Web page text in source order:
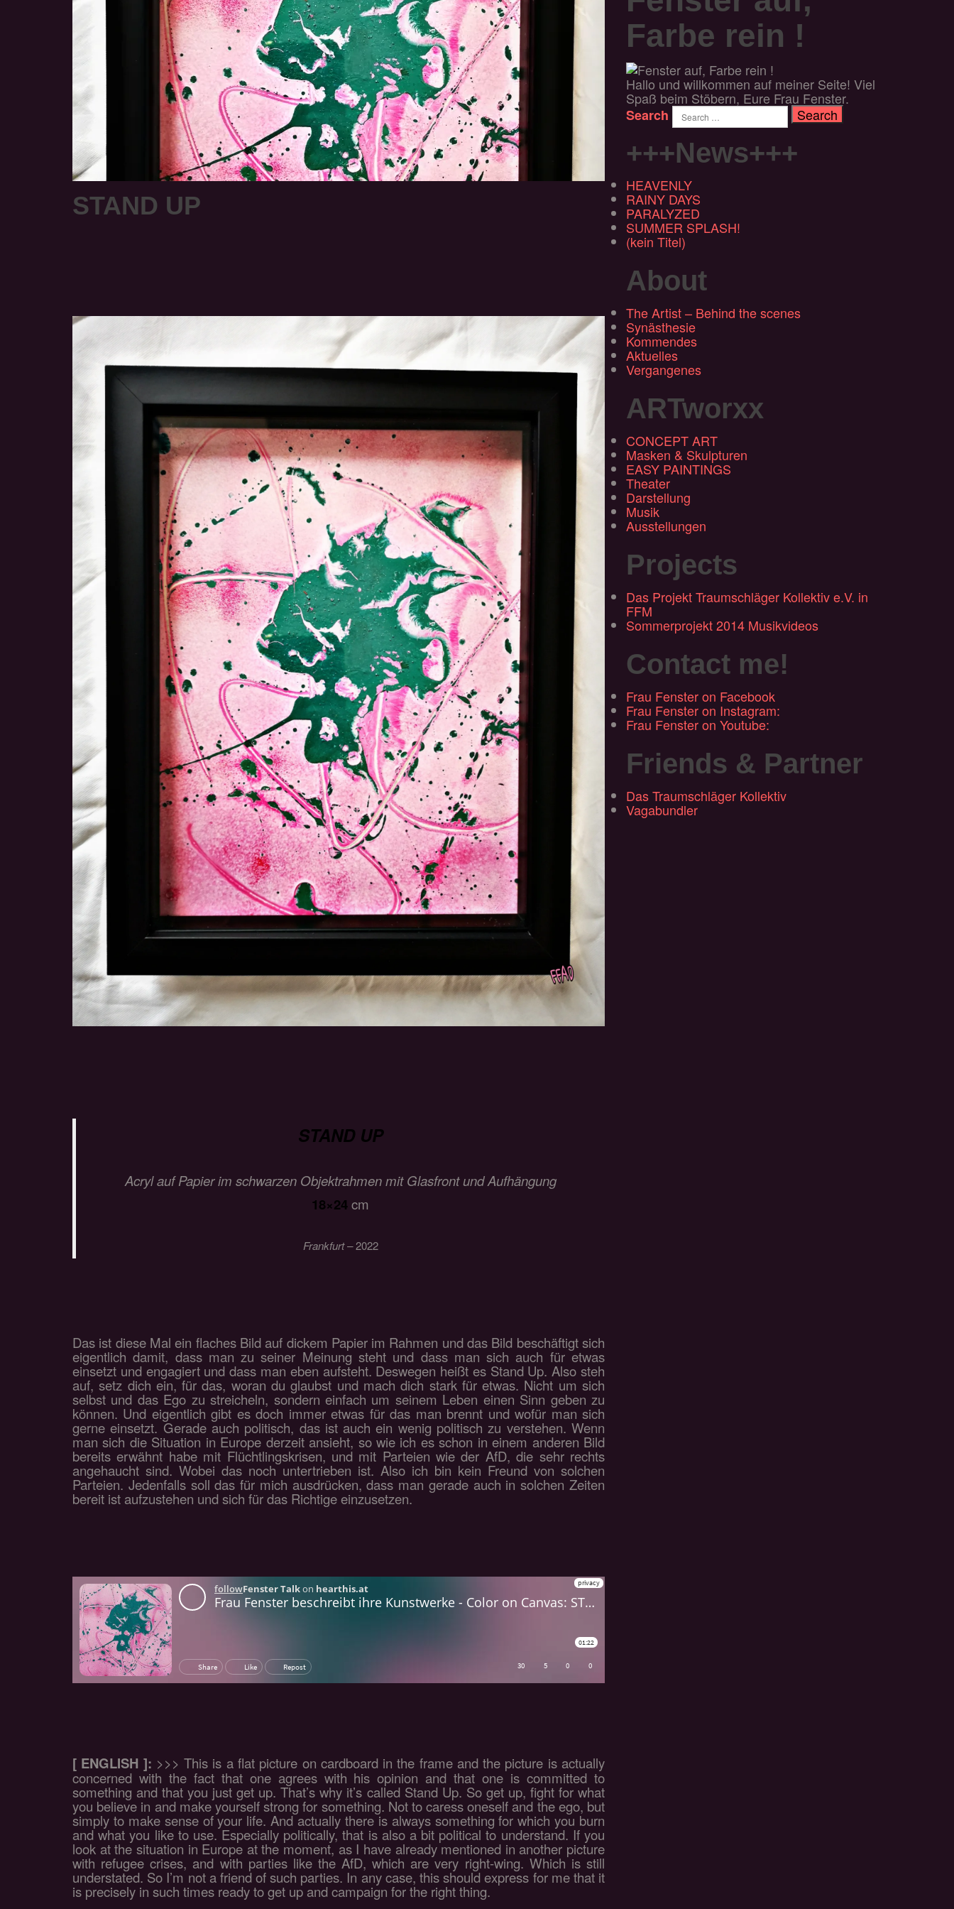
STAND UP
STAND UP
Acryl auf Papier im schwarzen Objektrahmen mit Glasfront und Aufhängung
18×24cm
Frankfurt –2022
Das ist diese Mal ein flaches Bild auf dickem Papier im Rahmen und das Bild beschäftigt sich
eigentlich damit, dass man zu seiner Meinung steht und dass man sich auch für etwas
einsetzt und engagiert und dass man eben aufsteht. Deswegen heißt es Stand Up. Also steh
auf, setz dich ein, für das, woran du glaubst und mach dich stark für etwas. Nicht um sich
selbst und das Ego zu streicheln, sondern einfach um seinem Leben einen Sinn geben zu
können. Und eigentlich gibt es doch immer etwas für das man brennt und wofür man sich
gerne einsetzt. Gerade auch politisch, das ist auch ein wenig politisch zu verstehen. Wenn
man sich die Situation in Europe derzeit ansieht, so wie ich es schon in einem anderen Bild
bereits erwähnt habe mit Flüchtlingskrisen, und mit Parteien wie der AfD, die sehr rechts
angehaucht sind. Wobei das noch untertrieben ist. Also ich bin kein Freund von solchen
Parteien. Jedenfalls soll das für mich ausdrücken, dass man gerade auch in solchen Zeiten
bereit ist aufzustehen und sich für das Richtige einzusetzen.
[ ENGLISH ]: >>> This is a flat picture on cardboard in the frame and the picture is actually
concerned with the fact that one agrees with his opinion and that one is committed to
something and that you just get up. That’s why it’s called Stand Up. So get up, fight for what
you believe in and make yourself strong for something. Not to caress oneself and the ego, but
simply to make sense of your life. And actually there is always something for which you burn
and what you like to use. Especially politically, that is also a bit political to understand. If you
look at the situation in Europe at the moment, as I have already mentioned in another picture
with refugee crises, and with parties like the AfD, which are very right-wing. Which is still
understated. So I’m not a friend of such parties. In any case, this should express for me that it
is precisely in such times ready to get up and campaign for the right thing.
Farbe rein !
Hallo und willkommen auf meiner Seite! Viel
Spaß beim Stöbern, Eure Frau Fenster.
Search
+++News+++
HEAVENLY
RAINY DAYS
PARALYZED
SUMMER SPLASH!
(kein Titel)
About
The Artist – Behind the scenes
Synästhesie
Kommendes
Aktuelles
Vergangenes
ARTworxx
CONCEPT ART
Masken & Skulpturen
EASY PAINTINGS
Theater
Darstellung
Musik
Ausstellungen
Projects
Das Projekt Traumschläger Kollektiv e.V. in
FFM
Sommerprojekt 2014 Musikvideos
Contact me!
Frau Fenster on Facebook
Frau Fenster on Instagram:
Frau Fenster on Youtube:
Friends & Partner
Das Traumschläger Kollektiv
Vagabundler